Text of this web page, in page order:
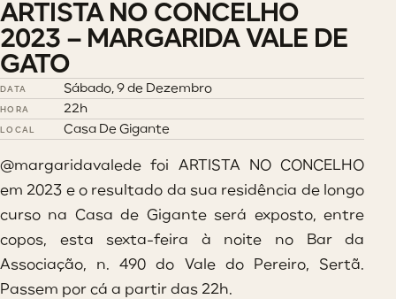
ARTISTA NO CONCELHO
2023 – MARGARIDA VALE DE
GATO
DATA Sábado, 9 de Dezembro
HORA 22h
LOCAL Casa De Gigante
@margaridavalede foi ARTISTA NO CONCELHO
em 2023 e o resultado da sua residência de longo
curso na Casa de Gigante será exposto, entre
copos, esta sexta-feira à noite no Bar da
Associação, n. 490 do Vale do Pereiro, Sertã.
Passem por cá a partir das 22h.